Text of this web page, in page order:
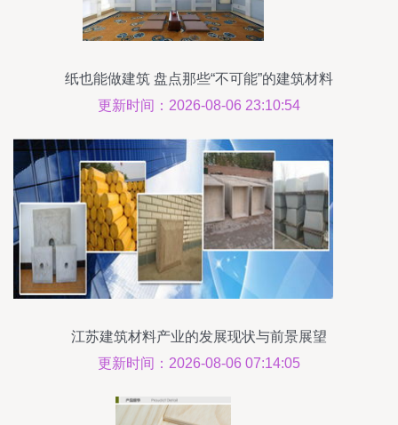
纸也能做建筑 盘点那些“不可能”的建筑材料
更新时间：2026-08-06 23:10:54
江苏建筑材料产业的发展现状与前景展望
更新时间：2026-08-06 07:14:05